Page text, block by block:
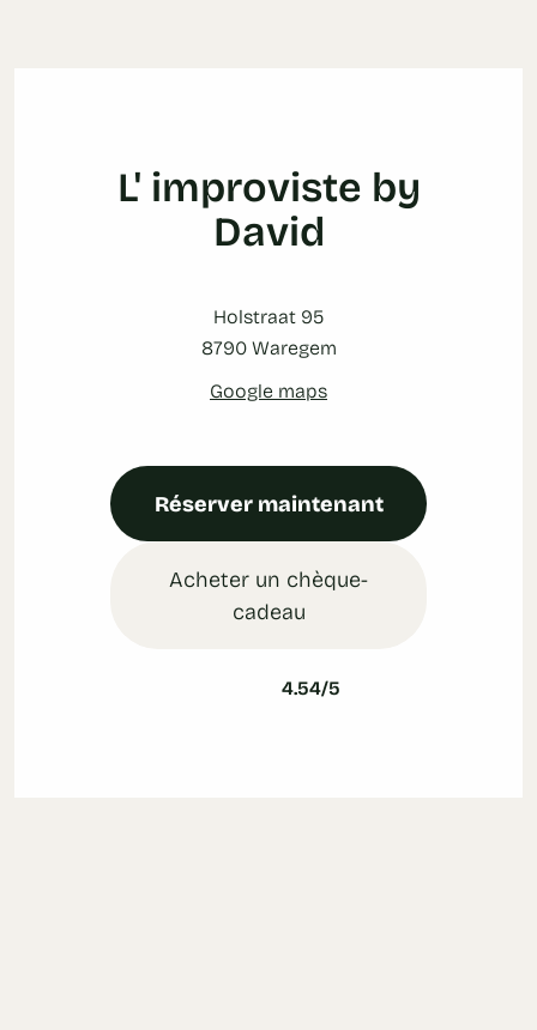
L' improviste by
David
Holstraat 95
8790 Waregem
Google maps
Réserver maintenant
Acheter un chèque-
cadeau
4.54/5